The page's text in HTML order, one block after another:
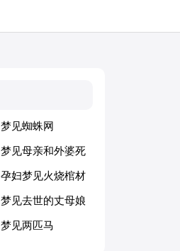
梦见蜘蛛网
梦见母亲和外婆死
于车祸
孕妇梦见火烧棺材
梦见去世的丈母娘
梦见两匹马